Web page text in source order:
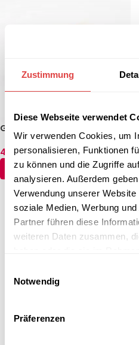
Zustimmung
Diese Webseite verwendet
Wir verwenden Cookies, um
personalisieren, Funktionen
zu können und die Zugriffe
analysieren. Außerdem
Verwendung unserer
soziale Medien, Werbung
Partner führen diese
weiteren Daten zusammen,
Notwendig
Präferenzen
Gläserpoliertuch Creme 6er
Pack
47,54€(inkl. MwSt.)
IN DEN WARENKORB
← 1 2 3 …